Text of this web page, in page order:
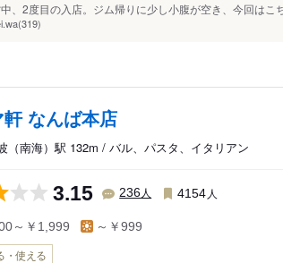
、2度目の入店。ジム帰りに少し小腹が空き、今回はこ
軒 なんば本店
（南海）駅 132m / バル、パスタ、イタリアン
3.15 236人 4154 人
～￥1,999 ～￥999
・使える